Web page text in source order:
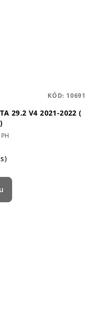
2022 (
KÓD: 10691